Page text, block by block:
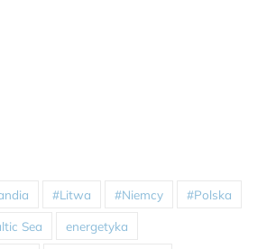
#Litwa #Niemcy #Polska
Sea energetyka